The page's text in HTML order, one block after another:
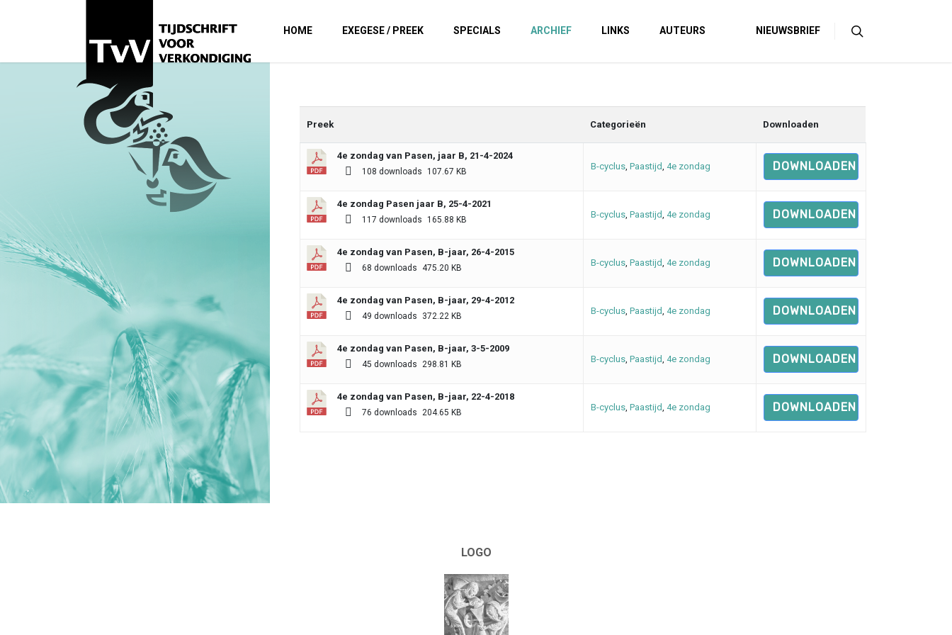
HOME EXEGESE / PREEK SPECIALS ARCHIEF LINKS AUTEURS NIEUWSBRIEF
Preek Categorieën Downloaden
4e zondag van Pasen, jaar B, 21-4-2024
108 downloads 107.67 KB
B-cyclus, Paastijd, 4e zondag DOWNLOADEN
4e zondag Pasen jaar B, 25-4-2021
117 downloads 165.88 KB
B-cyclus, Paastijd, 4e zondag DOWNLOADEN
4e zondag van Pasen, B-jaar, 26-4-2015
68 downloads 475.20 KB
B-cyclus, Paastijd, 4e zondag DOWNLOADEN
4e zondag van Pasen, B-jaar, 29-4-2012
49 downloads 372.22 KB
B-cyclus, Paastijd, 4e zondag DOWNLOADEN
4e zondag van Pasen, B-jaar, 3-5-2009
45 downloads 298.81 KB
B-cyclus, Paastijd, 4e zondag DOWNLOADEN
4e zondag van Pasen, B-jaar, 22-4-2018
76 downloads 204.65 KB
B-cyclus, Paastijd, 4e zondag DOWNLOADEN
LOGO